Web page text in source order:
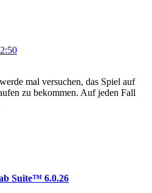
mal versuchen, das Spiel auf
zu bekommen. Auf jeden Fall
Suite™ 6.0.26